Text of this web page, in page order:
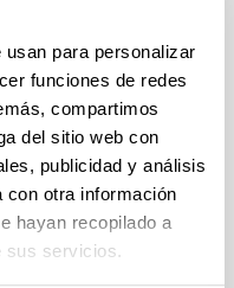
para personalizar
funciones de redes
compartimos
del sitio web con
publicidad y análisis
con otra información
hayan recopilado a
sus servicios.
de fin del plazo de
: 15 de
DE
EN LA EHU
- 06/07/2026 23:59